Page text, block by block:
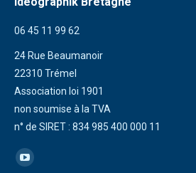
06 45 11 99 62
24 Rue Beaumanoir
22310 Trémel
Association loi 1901
non soumise à la TVA
n° de SIRET : 834 985 400 000 11
Trouvez nous sur :
La